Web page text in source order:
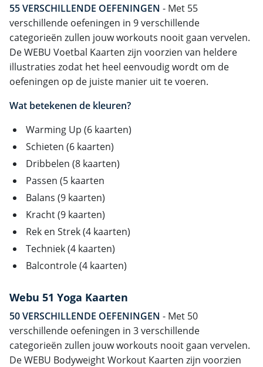
55 VERSCHILLENDE OEFENINGEN - Met 55
verschillende oefeningen in 9 verschillende
categorieën zullen jouw workouts nooit gaan vervelen.
De WEBU Voetbal Kaarten zijn voorzien van heldere
illustraties zodat het heel eenvoudig wordt om de
oefeningen op de juiste manier uit te voeren.
Wat betekenen de kleuren?
Warming Up (6 kaarten)
Schieten (6 kaarten)
Dribbelen (8 kaarten)
Passen (5 kaarten
Balans (9 kaarten)
Kracht (9 kaarten)
Rek en Strek (4 kaarten)
Techniek (4 kaarten)
Balcontrole (4 kaarten)
Webu 51 Yoga Kaarten
50 VERSCHILLENDE OEFENINGEN - Met 50
verschillende oefeningen in 3 verschillende
categorieën zullen jouw workouts nooit gaan vervelen.
De WEBU Bodyweight Workout Kaarten zijn voorzien